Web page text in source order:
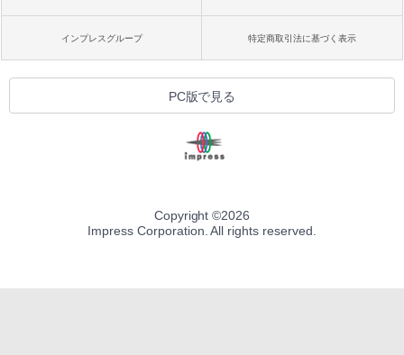
インプレスグループ 特定商取引法に基づく表示
PC版で見る
Copyright ©2026
Impress Corporation. All rights reserved.